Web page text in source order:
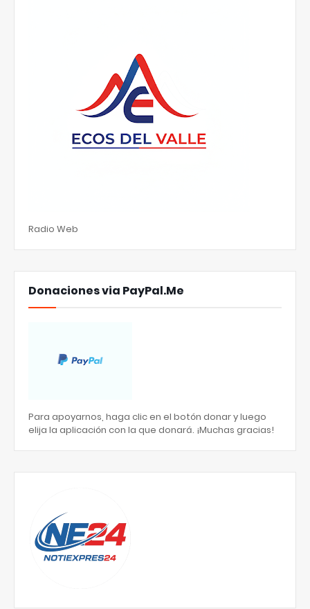
Radio Web
Donaciones via PayPal.Me
Para apoyarnos, haga clic en el botón donar y luego
elija la aplicación con la que donará. ¡Muchas gracias!